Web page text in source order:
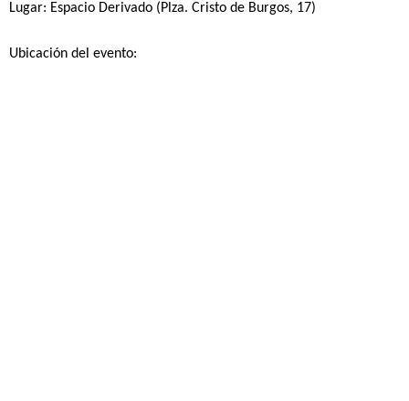
Lugar: Espacio Derivado (Plza. Cristo de Burgos, 17)
Ubicación del evento: